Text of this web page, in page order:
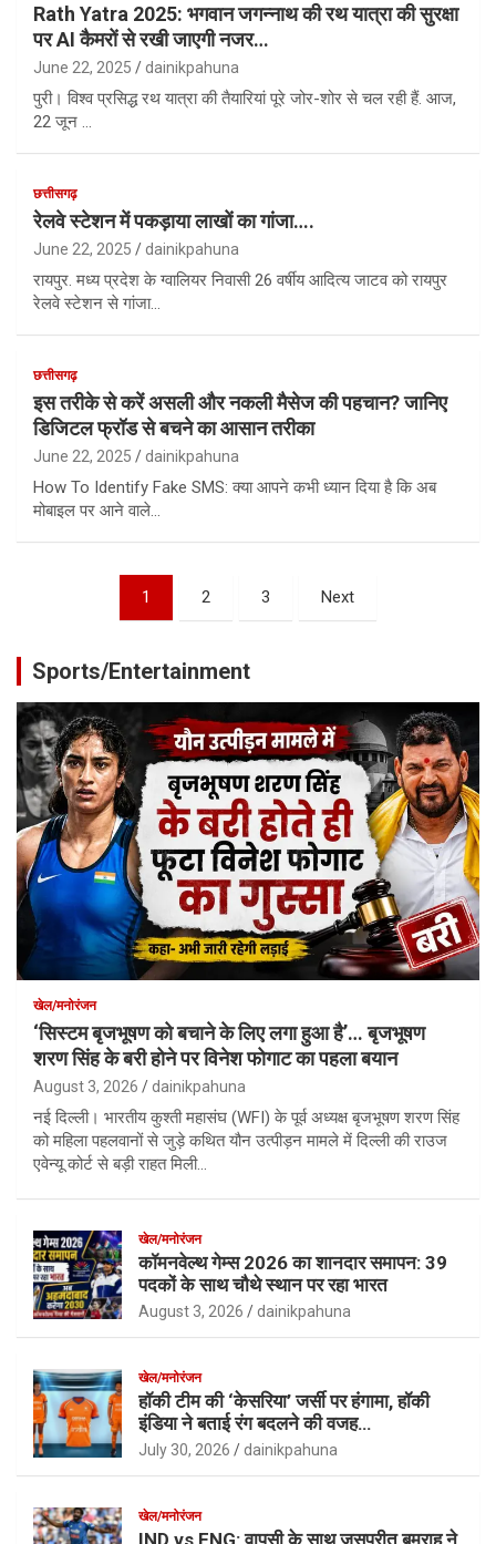
Rath Yatra 2025: भगवान जगन्नाथ की रथ यात्रा की सुरक्षा
पर AI कैमरों से रखी जाएगी नजर…
June 22, 2025 dainikpahuna
पुरी। विश्व प्रसिद्ध रथ यात्रा की तैयारियां पूरे जोर-शोर से चल रही हैं. आज,
22 जून …
छत्तीसगढ़
रेलवे स्टेशन में पकड़ाया लाखों का गांजा….
June 22, 2025 dainikpahuna
रायपुर. मध्य प्रदेश के ग्वालियर निवासी 26 वर्षीय आदित्य जाटव को रायपुर
रेलवे स्टेशन से गांजा…
छत्तीसगढ़
इस तरीके से करें असली और नकली मैसेज की पहचान? जानिए
डिजिटल फ्रॉड से बचने का आसान तरीका
June 22, 2025 dainikpahuna
How To Identify Fake SMS: क्या आपने कभी ध्यान दिया है कि अब
मोबाइल पर आने वाले…
pagination
1 2 3 Next
Sports/Entertainment
खेल/मनोरंजन
‘सिस्टम बृजभूषण को बचाने के लिए लगा हुआ है’… बृजभूषण
शरण सिंह के बरी होने पर विनेश फोगाट का पहला बयान
August 3, 2026 dainikpahuna
नई दिल्ली। भारतीय कुश्ती महासंघ (WFI) के पूर्व अध्यक्ष बृजभूषण शरण सिंह
को महिला पहलवानों से जुड़े कथित यौन उत्पीड़न मामले में दिल्ली की राउज
एवेन्यू कोर्ट से बड़ी राहत मिली…
खेल/मनोरंजन
कॉमनवेल्थ गेम्स 2026 का शानदार समापन: 39
पदकों के साथ चौथे स्थान पर रहा भारत
August 3, 2026 dainikpahuna
खेल/मनोरंजन
हॉकी टीम की ‘केसरिया’ जर्सी पर हंगामा, हॉकी
इंडिया ने बताई रंग बदलने की वजह…
July 30, 2026 dainikpahuna
खेल/मनोरंजन
IND vs ENG: वापसी के साथ जसप्रीत बुमराह ने